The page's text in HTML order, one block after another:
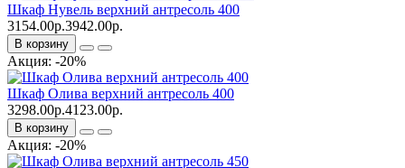
Шкаф Нувель верхний антресоль 400
3154.00р.3942.00р.
В корзину
Акция: -20%
Шкаф Олива верхний антресоль 400
3298.00р.4123.00р.
В корзину
Акция: -20%